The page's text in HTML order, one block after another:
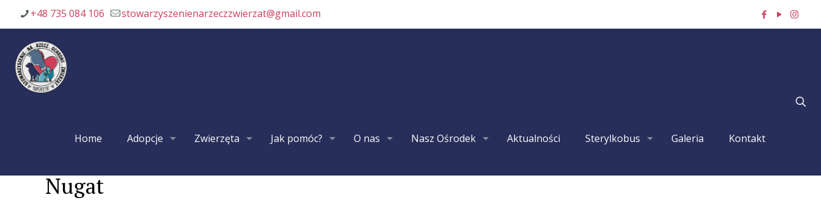
+48 735 084 106 stowarzyszenienarzeczzwierzat@gmail.com
Home Adopcje Zwierzęta Jak pomóc? O nas Nasz Ośrodek Aktualności Sterylkobus Galeria Kontakt
Nugat